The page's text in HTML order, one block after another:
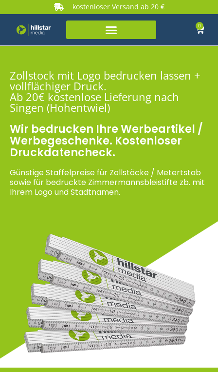
kostenloser Versand ab 20 €
0
Zollstock mit Logo bedrucken lassen +
vollflächiger Druck.
Ab 20€ kostenlose Lieferung nach
Singen (Hohentwiel)
Wir bedrucken Ihre Werbeartikel /
Werbegeschenke. Kostenloser
Druckdatencheck.
Günstige Staffelpreise für Zollstöcke / Metertstab
sowie für bedruckte Zimmermannsbleistifte zb. mit
Ihrem Logo und Stadtnamen.